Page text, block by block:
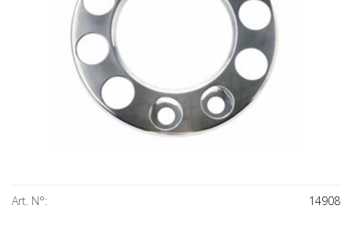
Art. N°: 14908